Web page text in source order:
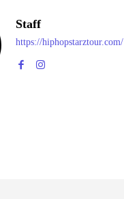
Staff
https://hiphopstarztour.com/